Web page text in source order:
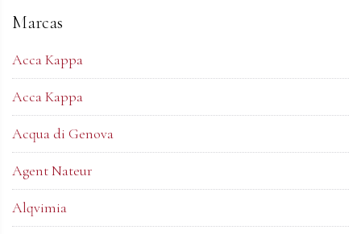
Marcas
Acca Kappa
Acca Kappa
Acqua di Genova
Agent Nateur
Alqvimia